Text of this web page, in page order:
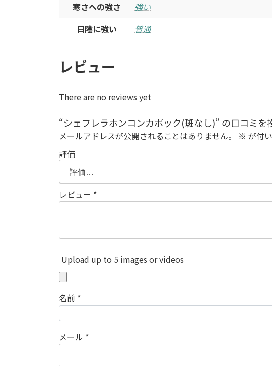
寒さへの強さ
強い
日陰に強い
普通
レビュー
There are no reviews yet
“シェフレラホンコンカポック(斑なし)” の口コミを
メールアドレスが公開されることはありません。 ※ が付
評価
レビュー *
Upload up to 5 images or videos
名前 *
メール *